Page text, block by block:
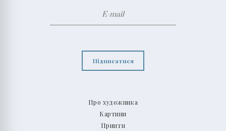
Про художника
Картини
Принти
Підписатися